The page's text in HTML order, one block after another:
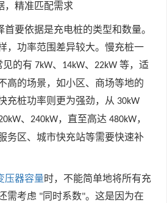
，精准匹配需求
要依据是充电桩的类型和数量。
，功率范围差异较大。慢充桩一
见的有 7kW、 14kW、 22kW 等，适
高的场景，如小区、商场等地的
充桩功率则更为强劲，从 30kW
、 240kW，直至高达 480kW，
务区、城市快充站等需要快速补
压器容量时，不能简单地将所有充
需考虑 "同时系数"。这是因为在